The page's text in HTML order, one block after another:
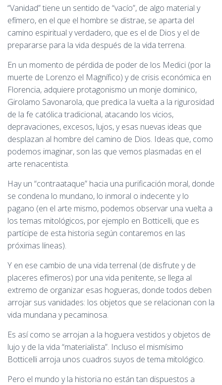
“Vanidad” tiene un sentido de “vacío”, de algo material y
efímero, en el que el hombre se distrae, se aparta del
camino espiritual y verdadero, que es el de Dios y el de
prepararse para la vida después de la vida terrena.
En un momento de pérdida de poder de los Medici (por la
muerte de Lorenzo el Magnífico) y de crisis económica en
Florencia, adquiere protagonismo un monje dominico,
Girolamo Savonarola, que predica la vuelta a la rigurosidad
de la fe católica tradicional, atacando los vicios,
depravaciones, excesos, lujos, y esas nuevas ideas que
desplazan al hombre del camino de Dios. Ideas que, como
podemos imaginar, son las que vemos plasmadas en el
arte renacentista.
Hay un “contraataque” hacia una purificación moral, donde
se condena lo mundano, lo inmoral o indecente y lo
pagano (en el arte mismo, podemos observar una vuelta a
los temas mitológicos, por ejemplo en Botticelli, que es
partícipe de esta historia según contaremos en las
próximas líneas).
Y en ese cambio de una vida terrenal (de disfrute y de
placeres efímeros) por una vida penitente, se llega al
extremo de organizar esas hogueras, donde todos deben
arrojar sus vanidades: los objetos que se relacionan con la
vida mundana y pecaminosa.
Es así como se arrojan a la hoguera vestidos y objetos de
lujo y de la vida “materialista”. Incluso el mismísimo
Botticelli arroja unos cuadros suyos de tema mitológico.
Pero el mundo y la historia no están tan dispuestos a